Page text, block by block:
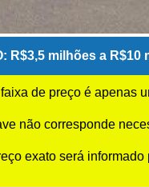
R$3,5 milhões a R$10
de preço é apenas
não corresponde
exato será informado